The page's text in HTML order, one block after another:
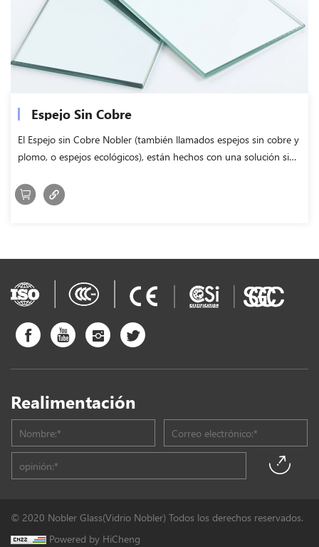
Espejo Sin Cobre
El Espejo sin Cobre Nobler (también llamados espejos sin cobre y
plomo, o espejos ecológicos), están hechos con una solución sin
Realimentación
© 2020 Nobler Glass(Vidrio Nobler) Todos los derechos reservados.
Powered by HiCheng